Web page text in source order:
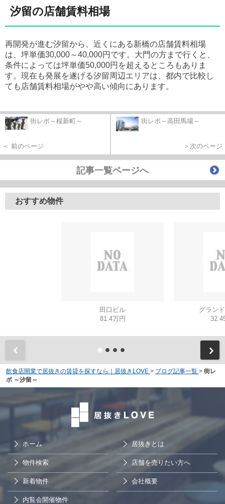
汐留の店舗賃料相場
再開発が進む汐留から、近くにある新橋の店舗賃料相場
は、坪単価30,000～40,000円です。大門の方まで行くと、
条件によっては坪単価50,000円を超えるところもありま
す。現在も発展を遂げる汐留周辺エリアは、都内で比較し
ても店舗賃料相場がやや高い傾向にあります。
街レポ～桜新町～
＜ 前のページ
街レポ～高田馬場～
＞次のページ
記事一覧ページへ
おすすめ物件
田口ビル
81.4万円
グラン
飲食店開業で居抜きの賃貸を探すなら｜居抜きLOVE > ブログ記事一覧 > 街レ
ポ ～汐留～
ホーム 居抜きとは
物件検索 店舗を売りたい方へ
新着物件 会社概要
内覧会開催物件